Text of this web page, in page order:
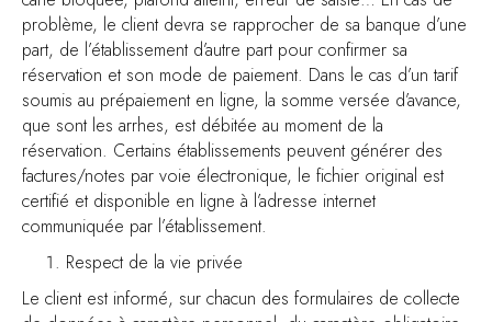
problème, le client devra se rapprocher de sa banque d’une
part, de l’établissement d’autre part pour confirmer sa
réservation et son mode de paiement. Dans le cas d’un tarif
soumis au prépaiement en ligne, la somme versée d’avance,
que sont les arrhes, est débitée au moment de la
réservation. Certains établissements peuvent générer des
factures/notes par voie électronique, le fichier original est
certifié et disponible en ligne à l’adresse internet
communiquée par l’établissement.
Respect de la vie privée
Le client est informé, sur chacun des formulaires de collecte